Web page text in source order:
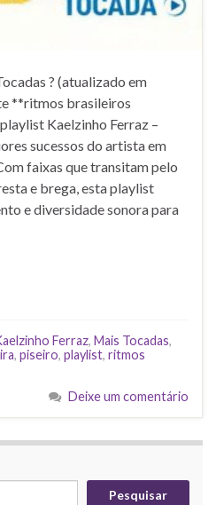
? (atualizado em
**ritmos brasileiros
Kaelzinho Ferraz –
sucessos do artista em
faixas que transitam pelo
e brega, esta playlist
e diversidade sonora para
Ferraz, Mais Tocadas,
, piseiro, playlist, ritmos
Deixe um comentário
Pesquisar